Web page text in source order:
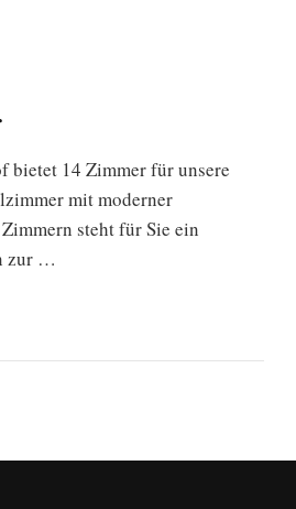
bietet 14 Zimmer für unsere
mit moderner
steht für Sie ein
zur …